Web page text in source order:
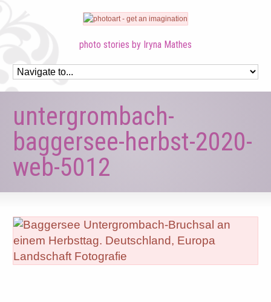
photo stories by Iryna Mathes
untergrombach-
baggersee-herbst-2020-
web-5012